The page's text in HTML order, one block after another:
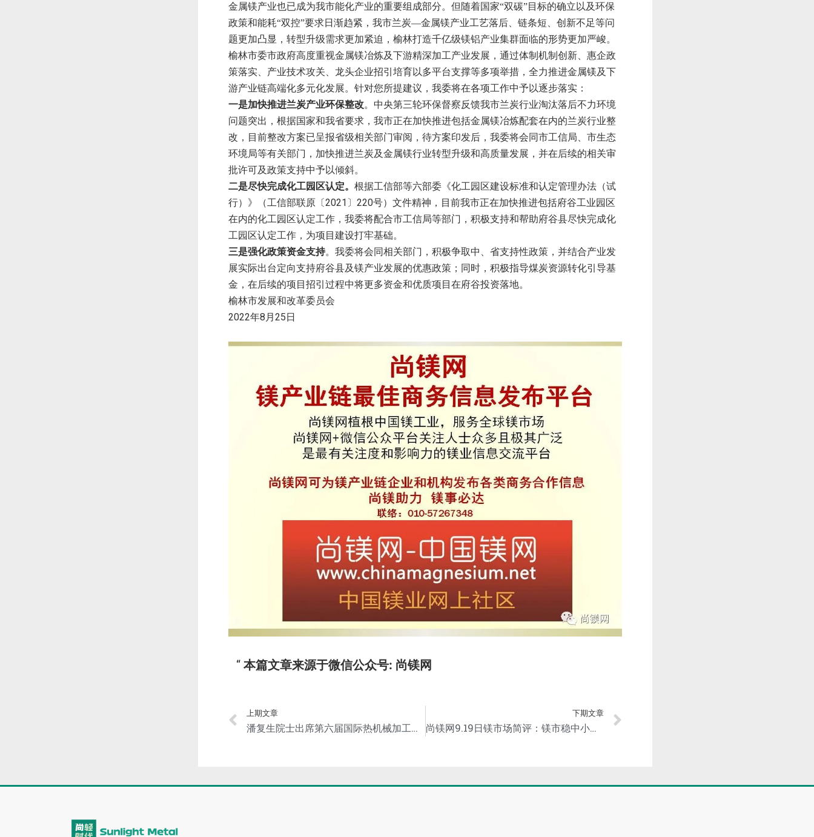
金属镁产业也已成为我市能化产业的重要组成部分。但随着国家“双碳”目标的确立以及环保
政策和能耗“双控”要求日渐趋紧，我市兰炭—金属镁产业工艺落后、链条短、创新不足等问
题更加凸显，转型升级需求更加紧迫，榆林打造千亿级镁铝产业集群面临的形势更加严峻。
榆林市委市政府高度重视金属镁冶炼及下游精深加工产业发展，通过体制机制创新、惠企政
策落实、产业技术攻关、龙头企业招引培育以多平台支撑等多项举措，全力推进金属镁及下
游产业链高端化多元化发展。针对您所提建议，我委将在各项工作中予以逐步落实：
一是加快推进兰炭产业环保整改。中央第三轮环保督察反馈我市兰炭行业淘汰落后不力环境
问题突出，根据国家和我省要求，我市正在加快推进包括金属镁冶炼配套在内的兰炭行业整
改，目前整改方案已呈报省级相关部门审阅，待方案印发后，我委将会同市工信局、市生态
环境局等有关部门，加快推进兰炭及金属镁行业转型升级和高质量发展，并在后续的相关审
批许可及政策支持中予以倾斜。
二是尽快完成化工园区认定。 根据工信部等六部委《化工园区建设标准和认定管理办法（试
行）》（工信部联原〔2021 〕 220号）文件精神，目前我市正在加快推进包括府谷工业园区
在内的化工园区认定工作，我委将配合市工信局等部门，积极支持和帮助府谷县尽快完成化
工园区认定工作，为项目建设打牢基础。
三是强化政策资金支持。我委将会同相关部门，积极争取中、省支持性政策，并结合产业发
展实际出台定向支持府谷县及镁产业发展的优惠政策；同时，积极指导煤炭资源转化引导基
金，在后续的项目招引过程中将更多资金和优质项目在府谷投资落地。
榆林市发展和改革委员会
2022年8 月 25 日
本篇文章来源于微信公众号: 尚镁网
上期文章
潘复生院士出席第六届国际热机械加工会议并做大会报告
下期文章
尚镁网9.19日镁市场简评：镁市稳中小幅盘整